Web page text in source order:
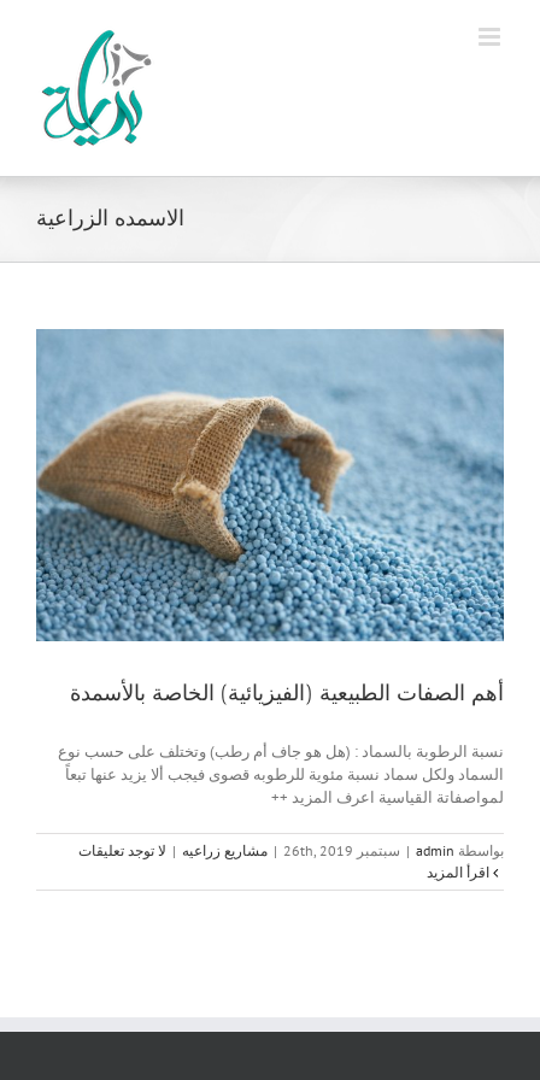
الاسمده الزراعية
أهم الصفات الطبيعية (الفيزيائية) الخاصة بالأسمدة
نسبة الرطوبة بالسماد : (هل هو جاف أم رطب) وتختلف على حسب نوع
السماد ولكل سماد نسبة مئوية للرطوبه قصوى فيجب ألا يزيد عنها تبعاً
لمواصفاتة القياسية اعرف المزيد ++
بواسطة admin
| سبتمبر 26th, 2019 | مشاريع زراعيه | لا توجد تعليقات